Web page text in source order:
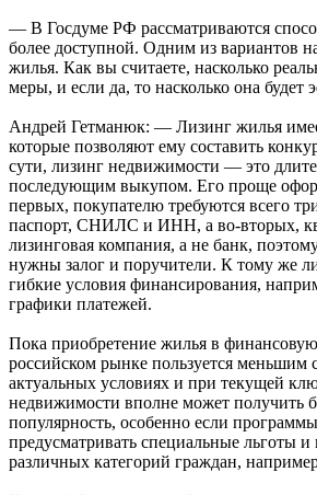
— В Госдуме РФ рассматриваются
более доступной. Одним из вариантов
жилья. Как вы считаете, насколько
меры, и если да, то насколько она будет
Андрей Гетманюк: — Лизинг жилья
которые позволяют ему составить
сути, лизинг недвижимости — это
последующим выкупом. Его проще
первых, покупателю требуются всего
паспорт, СНИЛС и ИНН, а во-вторых,
лизинговая компания, а не банк,
нужны залог и поручители. К тому же
гибкие условия финансирования,
графики платежей.
Пока приобретение жилья в
российском рынке пользуется меньшим
актуальных условиях и при текущей
недвижимости вполне может получить
популярность, особенно если
предусматривать специальные льготы и
различных категорий граждан,